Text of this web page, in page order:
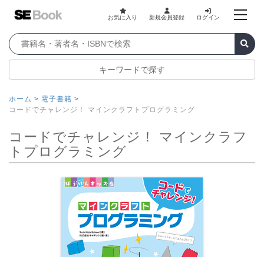
お気に入り 新規会員登録 ログイン
キーワードで探す
ホーム > 電子書籍 >
コードでチャレンジ！ マインクラフトプログラミング
コードでチャレンジ！ マインクラフ
トプログラミング